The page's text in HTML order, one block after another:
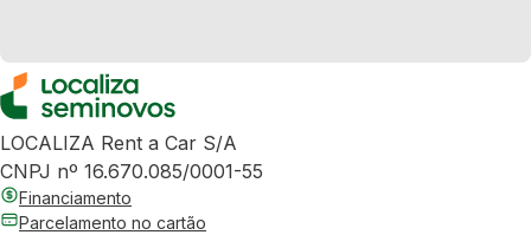
LOCALIZA Rent a Car S/A
CNPJ nº 16.670.085/0001-55
Financiamento
Parcelamento no cartão